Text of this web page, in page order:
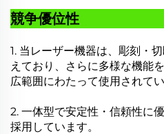
競争優位性
1. 当レーザー機器は、彫刻・
えており、さらに多様な機能
広範囲にわたって使用されてい
2. 一体型で安定性・信頼性に
採用しています。